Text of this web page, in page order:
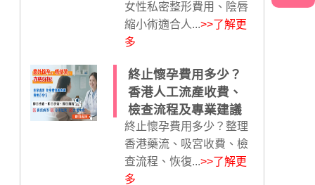
女性私密整形費用、陰唇
縮小術適合人...>>了解更
多
終止懷孕費用多少？
香港人工流產收費、
檢查流程及專業建議
終止懷孕費用多少？整理
香港藥流、吸宮收費、檢
查流程、恢復...>>了解更
多